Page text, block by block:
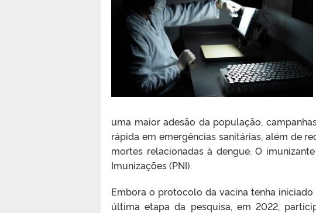
uma maior adesão da população,
rápida em emergências sanitárias, além de
mortes relacionadas à dengue. O
Imunizações (PNI).
Embora o protocolo da vacina tenha
última etapa da pesquisa, em 2022,